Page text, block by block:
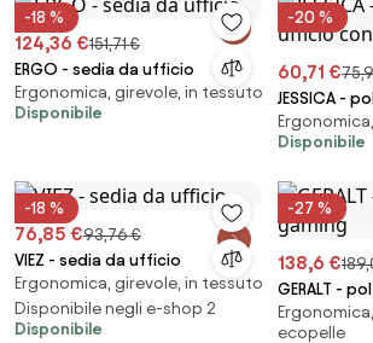
-18 %
124,36 €151,71 €
ERGO - sedia da ufficio
Ergonomica, girevole, in tessuto
Disponibile
-20 %
60,71 €
JESSICA -
con ruote
Disponibile
-18 %
76,85 €93,76 €
VIEZ - sedia da ufficio
Ergonomica, girevole, in tessuto
Disponibile negli e-shop 2
Disponibile
-27 %
138,6 €
GERALT -
ecopelle